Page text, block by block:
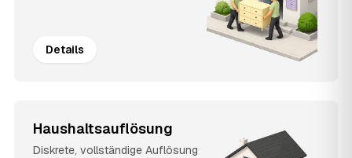
Details
Haushaltsauflösung
Diskrete, vollständige Auflösung